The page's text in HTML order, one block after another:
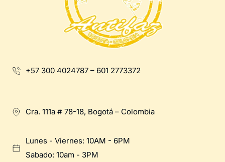
+57 300 4024787 – 601 2773372
Cra. 111a # 78-18, Bogotá – Colombia
Lunes - Viernes: 10AM - 6PM
Sabado: 10am - 3PM